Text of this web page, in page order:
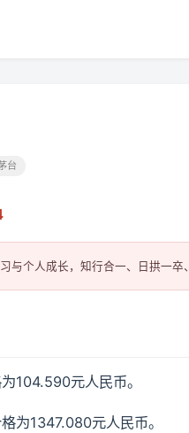
台
104.590元人民币。
为1347.080元人民币。